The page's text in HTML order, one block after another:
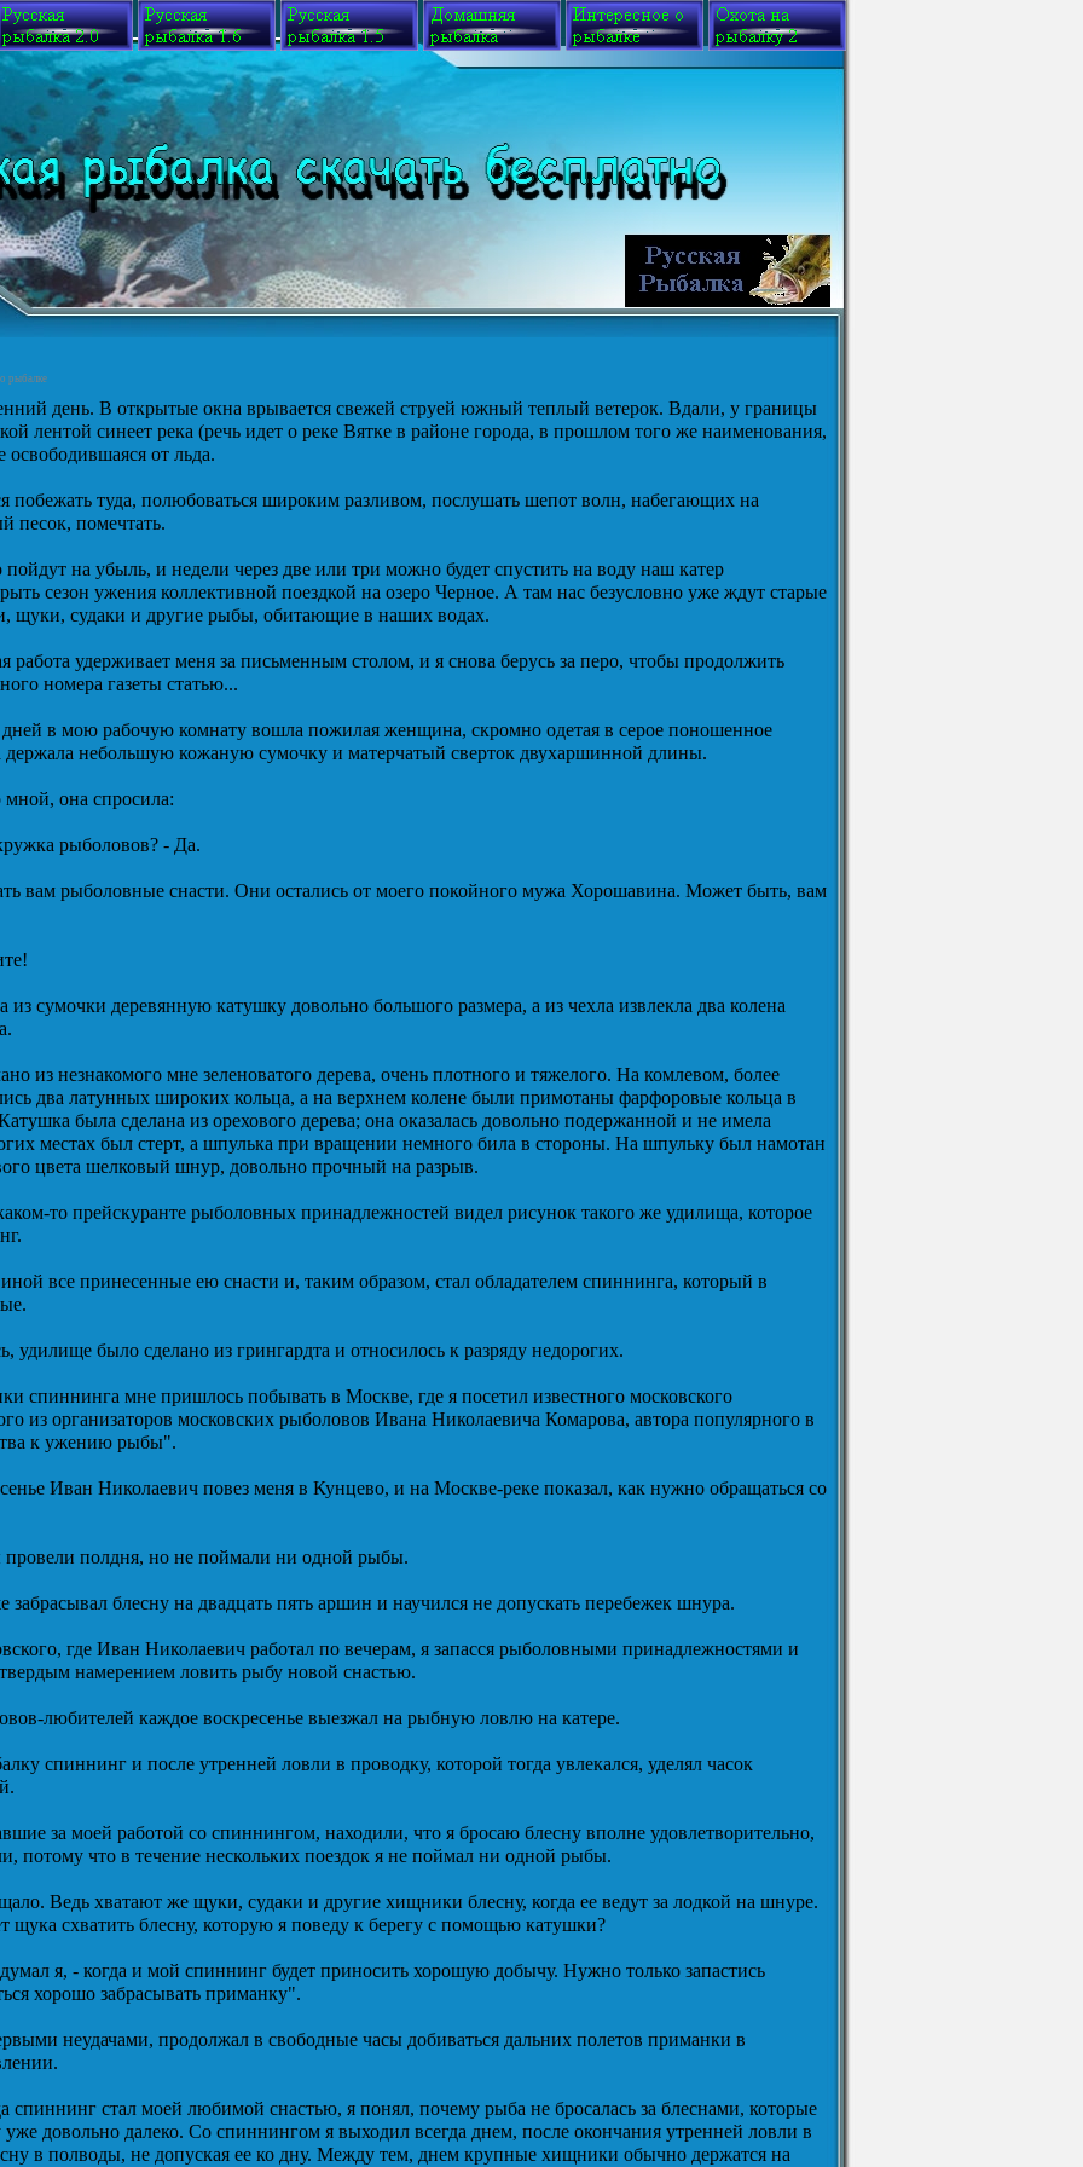
рыбалке
день. В открытые окна врывается свежей струей южный теплый ветерок. Вдали, у границы
лентой синеет река (речь идет о реке Вятке в районе города, в прошлом того же наименования,
от льда.
побежать туда, полюбоваться широким разливом, послушать шепот волн, набегающих на
песок, помечтать.
на убыль, и недели через две или три можно будет спустить на воду наш катер
сезон ужения коллективной поездкой на озеро Черное. А там нас безусловно уже ждут старые
щуки, судаки и другие рыбы, обитающие в наших водах.
работа удерживает меня за письменным столом, и я снова берусь за перо, чтобы продолжить
номера газеты статью...
в мою рабочую комнату вошла пожилая женщина, скромно одетая в серое поношенное
держала небольшую кожаную сумочку и матерчатый сверток двухаршинной длины.
она спросила:
рыболовов? - Да.
вам рыболовные снасти. Они остались от моего покойного мужа Хорошавина. Может быть, вам
сумочки деревянную катушку довольно большого размера, а из чехла извлекла два колена
из незнакомого мне зеленоватого дерева, очень плотного и тяжелого. На комлевом, более
два латунных широких кольца, а на верхнем колене были примотаны фарфоровые кольца в
была сделана из орехового дерева; она оказалась довольно подержанной и не имела
местах был стерт, а шпулька при вращении немного била в стороны. На шпульку был намотан
цвета шелковый шнур, довольно прочный на разрыв.
то прейскуранте рыболовных принадлежностей видел рисунок такого же удилища, которое
все принесенные ею снасти и, таким образом, стал обладателем спиннинга, который в
удилище было сделано из грингардта и относилось к разряду недорогих.
спиннинга мне пришлось побывать в Москве, где я посетил известного московского
из организаторов московских рыболовов Ивана Николаевича Комарова, автора популярного в
к ужению рыбы".
Иван Николаевич повез меня в Кунцево, и на Москве-реке показал, как нужно обращаться со
полдня, но не поймали ни одной рыбы.
забрасывал блесну на двадцать пять аршин и научился не допускать перебежек шнура.
где Иван Николаевич работал по вечерам, я запасся рыболовными принадлежностями и
намерением ловить рыбу новой снастью.
любителей каждое воскресенье выезжал на рыбную ловлю на катере.
спиннинг и после утренней ловли в проводку, которой тогда увлекался, уделял часок
за моей работой со спиннингом, находили, что я бросаю блесну вполне удовлетворительно,
потому что в течение нескольких поездок я не поймал ни одной рыбы.
Ведь хватают же щуки, судаки и другие хищники блесну, когда ее ведут за лодкой на шнуре.
схватить блесну, которую я поведу к берегу с помощью катушки?
я, - когда и мой спиннинг будет приносить хорошую добычу. Нужно только запастись
хорошо забрасывать приманку".
неудачами, продолжал в свободные часы добиваться дальних полетов приманки в
спиннинг стал моей любимой снастью, я понял, почему рыба не бросалась за блеснами, которые
уже довольно далеко. Со спиннингом я выходил всегда днем, после окончания утренней ловли в
в полводы, не допуская ее ко дну. Между тем, днем крупные хищники обычно держатся на